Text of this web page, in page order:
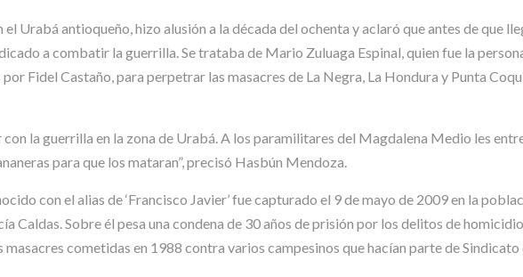
Urabá antioqueño, hizo alusión a la década del ochenta y aclaró que antes de que
a combatir la guerrilla. Se trataba de Mario Zuluaga Espinal, quien fue la
Fidel Castaño, para perpetrar las masacres de La Negra, La Hondura y Punta
la guerrilla en la zona de Urabá. A los paramilitares del Magdalena Medio les
para que los mataran”, precisó Hasbún Mendoza.
con el alias de ‘Francisco Javier’ fue capturado el 9 de mayo de 2009 en la
Caldas. Sobre él pesa una condena de 30 años de prisión por los delitos de
cometidas en 1988 contra varios campesinos que hacían parte de